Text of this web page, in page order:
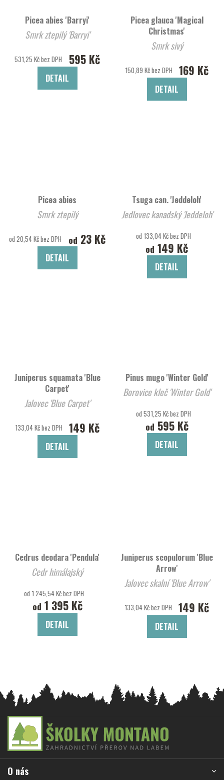
Picea abies 'Barryi'
Smrk ztepilý 'Barryi'
531,25 Kč bez DPH 595 Kč
DETAIL
Picea glauca 'Magical
Christmas'
Smrk sivý
150,89 Kč bez DPH 169 Kč
DETAIL
Picea abies
Smrk ztepilý
od 20,54 Kč bez DPH od 23 Kč
DETAIL
Tsuga can. 'Jeddeloh'
Jedlovec kanadský 'Jeddeloh'
od 133,04 Kč bez DPH
od 149 Kč
DETAIL
Juniperus squamata 'Blue
Carpet'
Jalovec 'Blue Carpet'
133,04 Kč bez DPH 149 Kč
DETAIL
Pinus mugo 'Winter Gold'
Borovice kleč 'Winter Gold'
od 531,25 Kč bez DPH
od 595 Kč
DETAIL
Cedrus deodara 'Pendula'
Cedr himálajský
od 1 245,54 Kč bez DPH
od 1 395 Kč
DETAIL
Juniperus scopulorum 'Blue
Arrow'
Jalovec skalní 'Blue Arrow'
133,04 Kč bez DPH 149 Kč
DETAIL
a
O nás